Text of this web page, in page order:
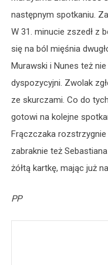
następnym spotkaniu.
W 31. minucie zszedł z
się na ból mięśnia
Murawski i Nunes też
dyspozycyjni. Zwolak
ze skurczami. Co do
gotowi na kolejne
Frączczaka
zabraknie też
żółtą kartkę, mając już
PP